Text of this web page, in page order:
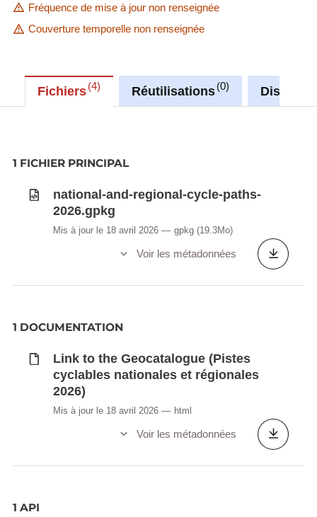
Fréquence de mise à jour non renseignée
Couverture temporelle non renseignée
Fichiers 4 Réutilisations 0
1 FICHIER PRINCIPAL
national-and-regional-cycle-paths-
2026.gpkg
Mis à jour le 18 avril 2026 gpkg (19.3Mo)
Voir les métadonnées
1 DOCUMENTATION
Link to the Geocatalogue (Pistes
cyclables nationales et régionales
2026)
Mis à jour le 18 avril 2026 html
Voir les métadonnées
1 API